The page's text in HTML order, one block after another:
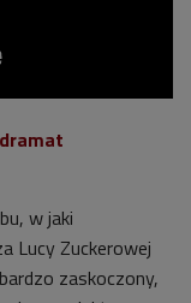
w jaki
Lucy Zuckerowej
zaskoczony,